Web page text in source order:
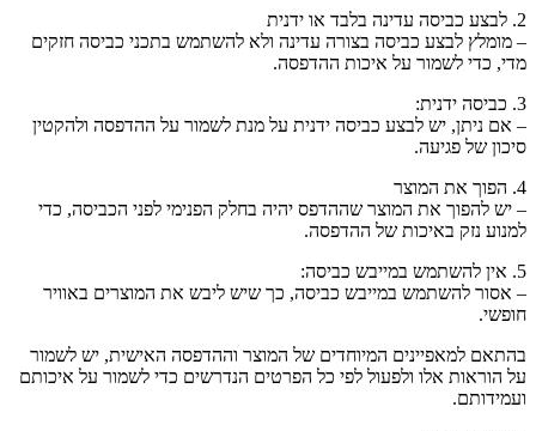
2. לבצע כביסה עדינה בלבד או ידנית
– מומלץ לבצע כביסה בצורה עדינה ולא להשתמש בתכני כביסה חזקים
מדי, כדי לשמור על איכות ההדפסה.
3. כביסה ידנית:
– אם ניתן, יש לבצע כביסה ידנית על מנת לשמור על ההדפסה ולהקטין
סיכון של פגיעה.
4. הפוך את המוצר
– יש להפוך את המוצר שההדפס יהיה בחלק הפנימי לפני הכביסה, כדי
למנוע נזק באיכות של ההדפסה.
5. אין להשתמש במייבש כביסה:
– אסור להשתמש במייבש כביסה, כך שיש ליבש את המוצרים באוויר
חופשי.
בהתאם למאפיינים המיוחדים של המוצר וההדפסה האישית, יש לשמור
על הוראות אלו ולפעול לפי כל הפרטים הנדרשים כדי לשמור על איכותם
ועמידותם.